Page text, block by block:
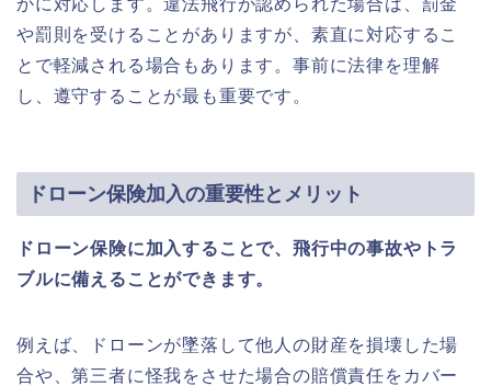
かに対応します。違法飛行が認められた場合は、罰金
や罰則を受けることがありますが、素直に対応するこ
とで軽減される場合もあります。事前に法律を理解
し、遵守することが最も重要です。
ドローン保険加入の重要性とメリット
ドローン保険に加入することで、飛行中の事故やトラ
ブルに備えることができます。
例えば、ドローンが墜落して他人の財産を損壊した場
合や、第三者に怪我をさせた場合の賠償責任をカバー